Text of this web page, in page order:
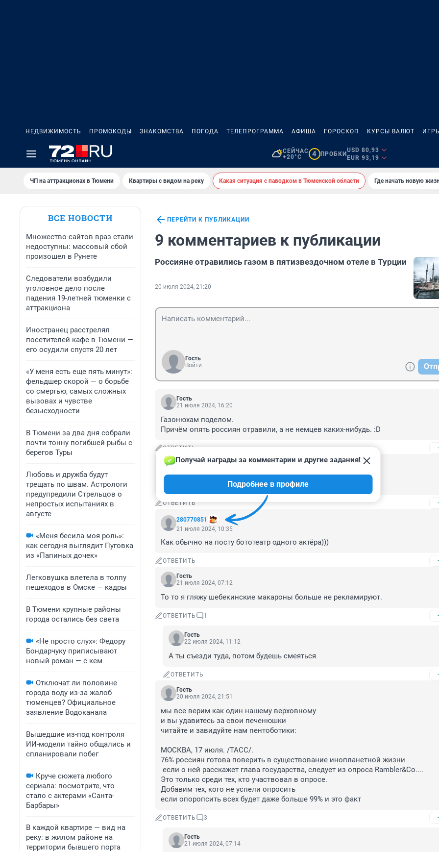
НЕДВИЖИМОСТЬ ПРОМОКОДЫ ЗНАКОМСТВА ПОГОДА ТЕЛЕПРОГРАММА АФИША ГОРОСКОП КУРСЫ ВАЛЮТ
СЕЙЧАС
+20°C
4 ПРОБКИ
USD 80,93
EUR 93,19
ЧП на аттракционах в Тюмени Квартиры с видом на реку Какая ситуация с паводком в Тюменской области Где начать новую
ВСЕ НОВОСТИ
Множество сайтов враз стали
недоступны: массовый сбой
произошел в Рунете
Следователи возбудили
уголовное дело после
падения 19-летней тюменки с
аттракциона
Иностранец расстрелял
посетителей кафе в Тюмени —
его осудили спустя 20 лет
«У меня есть еще пять минут»:
фельдшер скорой — о борьбе
со смертью, самых сложных
вызовах и чувстве
безысходности
В Тюмени за два дня собрали
почти тонну погибшей рыбы с
берегов Туры
Любовь и дружба будут
трещать по швам. Астрологи
предупредили Стрельцов о
непростых испытаниях в
августе
«Меня бесила моя роль»:
как сегодня выглядит Пуговка
из «Папиных дочек»
Легковушка влетела в толпу
пешеходов в Омске — кадры
В Тюмени крупные районы
города остались без света
«Не просто слух»: Федору
Бондарчуку приписывают
новый роман — с кем
Отключат ли половине
города воду из-за жалоб
тюменцев? Официальное
заявление Водоканала
Вышедшие из-под контроля
ИИ-модели тайно общались и
спланировали побег
Круче сюжета любого
сериала: посмотрите, что
стало с актерами «Санта-
Барбары»
В каждой квартире — вид на
реку: в жилом районе на
территории бывшего порта
ПЕРЕЙТИ К ПУБЛИКАЦИИ
9 комментариев к публикации
Россияне отравились газом в пятизвездочном отеле в Турции
20 июля 2024, 21:20
Гость
Войти
Гость
21 июля 2024, 16:20
Газонюхам поделом.
Причём опять россиян отравили, а не немцев каких-нибудь. :D
ОТВЕТИТЬ
Гость
Опять НАТО с стариком Байденом?
ОТВЕТИТЬ
280770851
Получай награды за комментарии и другие задания!
Подробнее в профиле
21 июля 2024, 10:35
Как обычно на посту бототеатр одного актёра)))
ОТВЕТИТЬ
Гость
21 июля 2024, 07:12
То то я гляжу шебекинские макароны больше не рекламируют.
ОТВЕТИТЬ 1
Гость
22 июля 2024, 11:12
А ты съезди туда, потом будешь смеяться
ОТВЕТИТЬ
Гость
20 июля 2024, 21:51
мы все верим как один нашему верховному
и вы удавитесь за свои печенюшки
читайте и завидуйте нам пентоботики:
МОСКВА, 17 июля. /ТАСС/.
76% россиян готова поверить в существование инопланетной жизни
Это только среди тех, кто участвовал в опросе.
Добавим тех, кого не успели опросить
если опоропсить всех будет даже больше 99% и это факт
ОТВЕТИТЬ 3
Гость
21 июля 2024, 07:14